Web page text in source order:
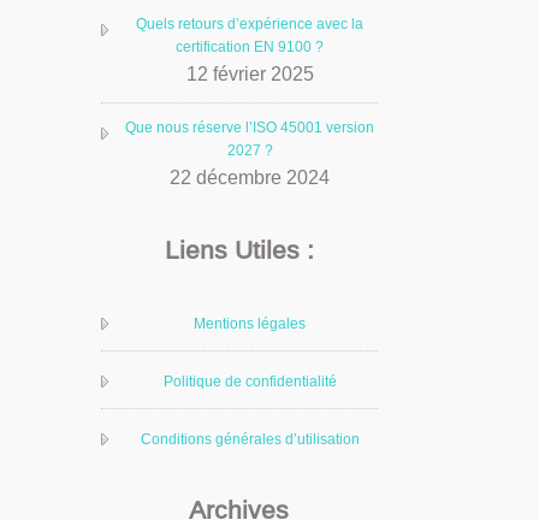
Quels retours d’expérience avec la
certification EN 9100 ?
12 février 2025
Que nous réserve l’ISO 45001 version
2027 ?
22 décembre 2024
Liens Utiles :
Mentions légales
Politique de confidentialité
Conditions générales d’utilisation
Archives